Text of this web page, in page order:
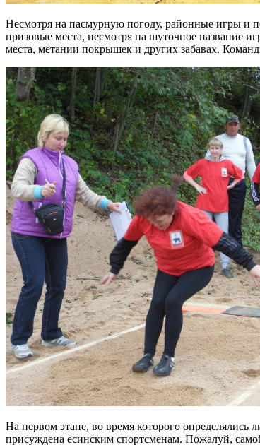
Несмотря на пасмурную погоду, районные игры и
призовые места, несмотря на шуточное название
места, метании покрышек и других забавах.
На первом этапе, во время которого
присуждена есинским спортсменам. Пожалуй,